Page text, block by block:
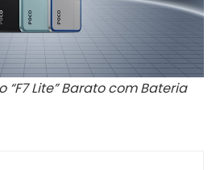
“F7 Lite” Barato com Bateria